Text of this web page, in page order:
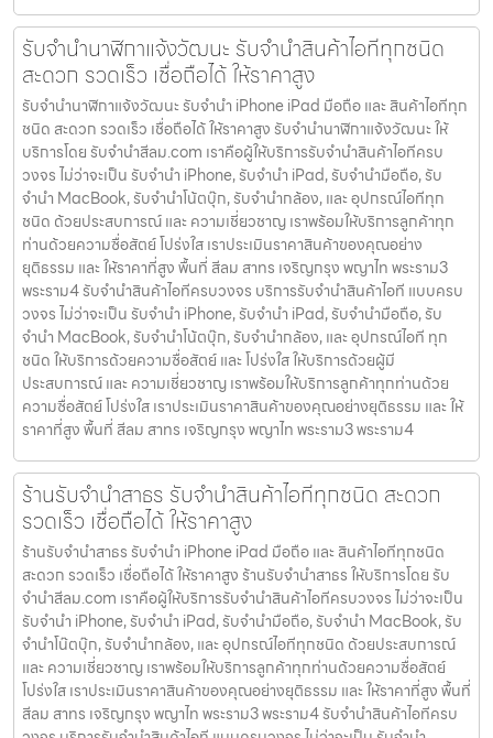
รับจำนำนาฬิกาแจ้งวัฒนะ รับจำนำสินค้าไอทีทุกชนิด
สะดวก รวดเร็ว เชื่อถือได้ ให้ราคาสูง
รับจำนำนาฬิกาแจ้งวัฒนะ รับจำนำ iPhone iPad มือถือ และ สินค้าไอทีทุก
ชนิด สะดวก รวดเร็ว เชื่อถือได้ ให้ราคาสูง รับจำนำนาฬิกาแจ้งวัฒนะ ให้
บริการโดย รับจํานําสีลม.com เราคือผู้ให้บริการรับจำนำสินค้าไอทีครบ
วงจร ไม่ว่าจะเป็น รับจำนำ iPhone, รับจำนำ iPad, รับจำนำมือถือ, รับ
จำนำ MacBook, รับจำนำโน้ตบุ๊ก, รับจำนำกล้อง, และ อุปกรณ์ไอทีทุก
ชนิด ด้วยประสบการณ์ และ ความเชี่ยวชาญ เราพร้อมให้บริการลูกค้าทุก
ท่านด้วยความซื่อสัตย์ โปร่งใส เราประเมินราคาสินค้าของคุณอย่าง
ยุติธรรม และ ให้ราคาที่สูง พื้นที่ สีลม สาทร เจริญกรุง พญาไท พระราม3
พระราม4 รับจำนำสินค้าไอทีครบวงจร บริการรับจำนำสินค้าไอที แบบครบ
วงจร ไม่ว่าจะเป็น รับจำนำ iPhone, รับจำนำ iPad, รับจำนำมือถือ, รับ
จำนำ MacBook, รับจำนำโน้ตบุ๊ก, รับจำนำกล้อง, และ อุปกรณ์ไอที ทุก
ชนิด ให้บริการด้วยความซื่อสัตย์ และ โปร่งใส ให้บริการด้วยผู้มี
ประสบการณ์ และ ความเชี่ยวชาญ เราพร้อมให้บริการลูกค้าทุกท่านด้วย
ความซื่อสัตย์ โปร่งใส เราประเมินราคาสินค้าของคุณอย่างยุติธรรม และ ให้
ราคาที่สูง พื้นที่ สีลม สาทร เจริญกรุง พญาไท พระราม3 พระราม4
ร้านรับจำนำสาธร รับจำนำสินค้าไอทีทุกชนิด สะดวก
รวดเร็ว เชื่อถือได้ ให้ราคาสูง
ร้านรับจำนำสาธร รับจำนำ iPhone iPad มือถือ และ สินค้าไอทีทุกชนิด
สะดวก รวดเร็ว เชื่อถือได้ ให้ราคาสูง ร้านรับจำนำสาธร ให้บริการโดย รับ
จํานําสีลม.com เราคือผู้ให้บริการรับจำนำสินค้าไอทีครบวงจร ไม่ว่าจะเป็น
รับจำนำ iPhone, รับจำนำ iPad, รับจำนำมือถือ, รับจำนำ MacBook, รับ
จำนำโน๊ตบุ๊ก, รับจำนำกล้อง, และ อุปกรณ์ไอทีทุกชนิด ด้วยประสบการณ์
และ ความเชี่ยวชาญ เราพร้อมให้บริการลูกค้าทุกท่านด้วยความซื่อสัตย์
โปร่งใส เราประเมินราคาสินค้าของคุณอย่างยุติธรรม และ ให้ราคาที่สูง พื้นที่
สีลม สาทร เจริญกรุง พญาไท พระราม3 พระราม4 รับจำนำสินค้าไอทีครบ